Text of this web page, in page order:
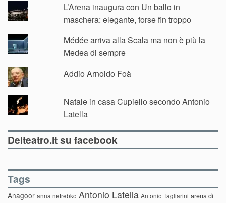
L’Arena inaugura con Un ballo in
maschera: elegante, forse fin troppo
Médée arriva alla Scala ma non è più la
Medea di sempre
Addio Arnoldo Foà
Natale in casa Cupiello secondo Antonio
Latella
Delteatro.it su facebook
Tags
Anagoor anna netrebko Antonio Latella Antonio Tagliarini arena di